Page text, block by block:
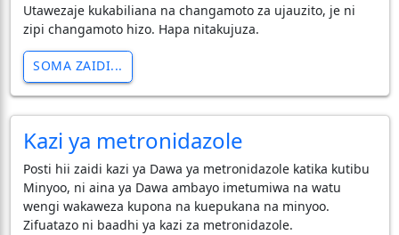
Utawezaje kukabiliana na changamoto za ujauzito, je ni
zipi changamoto hizo. Hapa nitakujuza.
SOMA ZAIDI...
Kazi ya metronidazole
Posti hii zaidi kazi ya Dawa ya metronidazole katika kutibu
Minyoo, ni aina ya Dawa ambayo imetumiwa na watu
wengi wakaweza kupona na kuepukana na minyoo.
Zifuatazo ni baadhi ya kazi za metronidazole.